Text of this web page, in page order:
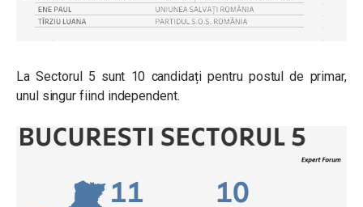
La Sectorul 5 sunt 10 candidați pentru postul de primar,
unul singur fiind independent.